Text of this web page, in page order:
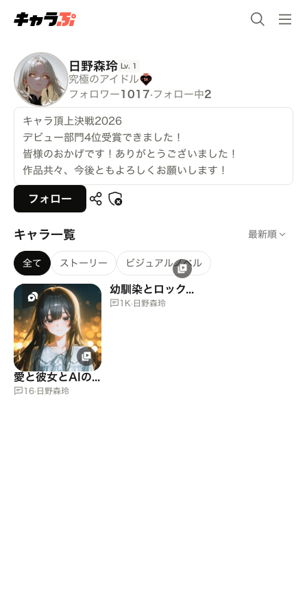
日野森玲 Lv. 1
究極のアイドル
フォロワー 1017· フォロー中2
キャラ頂上決戦2026
デビュー部門4位受賞できました！
皆様のおかげです！ありがとうございました！
作品共々、今後ともよろしくお願いします！
フォロー
キャラ一覧 最新順
全て ストーリー ビジュアルノベル
愛と彼女とAIのあなた
16· 日野森玲
幼馴染とロックバンド
1K· 日野森玲